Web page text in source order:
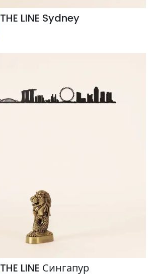
THE LINE Sydney
THE LINE Сингапур